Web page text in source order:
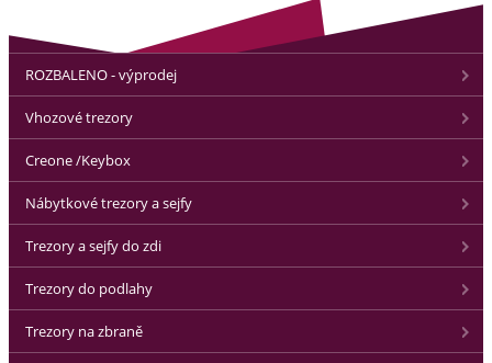
ROZBALENO - výprodej
Vhozové trezory
Creone /Keybox
Nábytkové trezory a sejfy
Trezory a sejfy do zdi
Trezory do podlahy
Trezory na zbraně